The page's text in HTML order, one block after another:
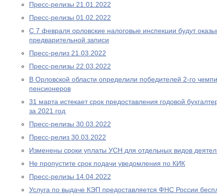
Пресс-релизы 21.01.2022
Пресс-релизы 01.02.2022
С 7 февраля орловские налоговые инспекции будут
предварительной записи
Пресс-релиз 21.03.2022
Пресс-релизы 22.03.2022
В Орловской области определили победителей 2-го
пенсионеров
31 марта истекает срок предоставления годовой
за 2021 год
Пресс-релизы 30.03.2022
Пресс-релиз 30.03.2022
Изменены сроки уплаты УСН для отдельных видов
Не пропустите срок подачи уведомления по КИК
Пресс-релизы 14.04.2022
Услуга по выдаче КЭП предоставляется ФНС России